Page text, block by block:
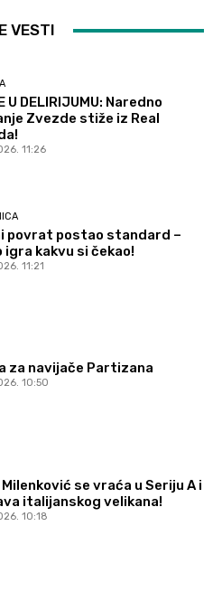
VESTI
U DELIRIJUMU: Naredno
Zvezde stiže iz Real
11:26
povrat postao standard –
igra kakvu si čekao!
11:21
za navijače Partizana
10:50
Milenković se vraća u Seriju A i
italijanskog velikana!
10:18